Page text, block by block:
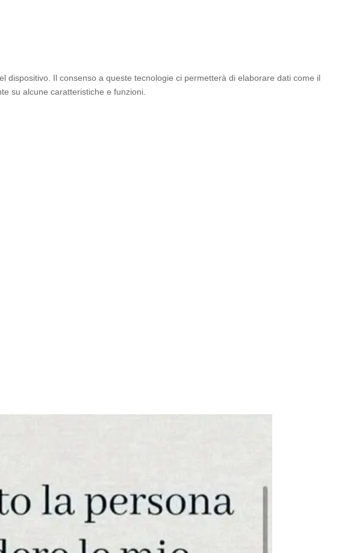
Il consenso a queste tecnologie ci permetterà di elaborare dati come il
su alcune caratteristiche e funzioni.